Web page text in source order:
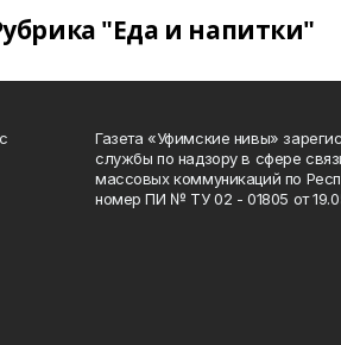
"Еда и напитки"
Газета «Уфимские нивы»
службы по надзору в сфере
массовых коммуникаций по
номер ПИ № ТУ 02 - 01805 от